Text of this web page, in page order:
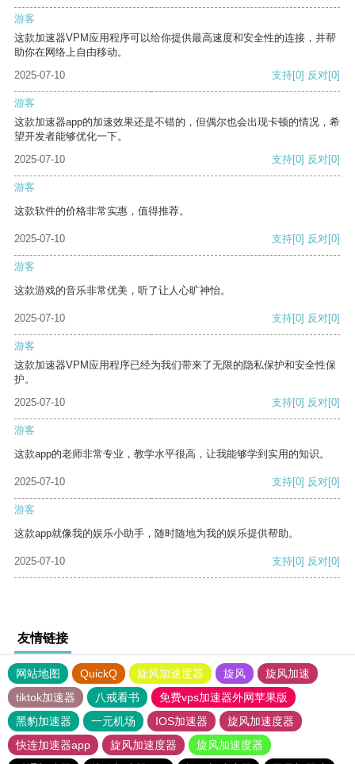
游客
这款加速器VPM应用程序可以给你提供最高速度和安全性的连接，并帮
助你在网络上自由移动。
2025-07-10
支持[0] 反对[0]
游客
这款加速器app的加速效果还是不错的，但偶尔也会出现卡顿的情况，希
望开发者能够优化一下。
2025-07-10
支持[0] 反对[0]
游客
这款软件的价格非常实惠，值得推荐。
2025-07-10 支持[0] 反对[0]
游客
这款游戏的音乐非常优美，听了让人心旷神怡。
2025-07-10 支持[0] 反对[0]
游客
这款加速器VPM应用程序已经为我们带来了无限的隐私保护和安全性保
护。
2025-07-10
支持[0] 反对[0]
游客
这款app的老师非常专业，教学水平很高，让我能够学到实用的知识。
2025-07-10 支持[0] 反对[0]
游客
这款app就像我的娱乐小助手，随时随地为我的娱乐提供帮助。
2025-07-10 支持[0] 反对[0]
友情链接
网站地图 QuickQ 旋风加速度器 旋风
旋风加速
tiktok加速器
八戒看书
免费vps加速器外网苹果版
黑豹加速器
一元机场 IOS加速器
旋风加速度器
快连加速器app
旋风加速度器
旋风加速度器